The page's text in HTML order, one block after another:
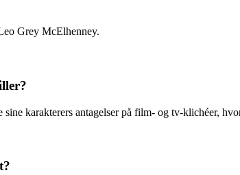
Grey McElhenney.
karakterers antagelser på film- og tv-klichéer,